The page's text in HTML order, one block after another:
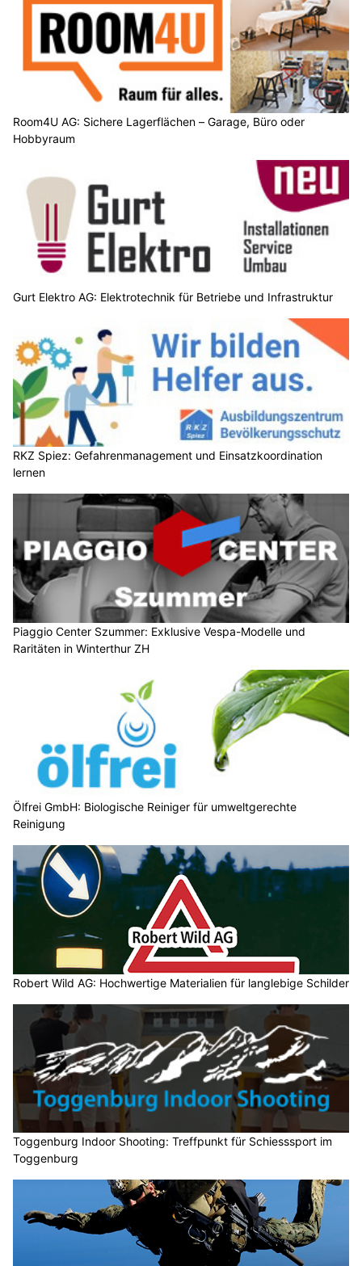
Room4U AG: Sichere Lagerflächen – Garage, Büro oder
Hobbyraum
Gurt Elektro AG: Elektrotechnik für Betriebe und Infrastruktur
RKZ Spiez: Gefahrenmanagement und Einsatzkoordination
lernen
Piaggio Center Szummer: Exklusive Vespa-Modelle und
Raritäten in Winterthur ZH
Ölfrei GmbH: Biologische Reiniger für umweltgerechte
Reinigung
Robert Wild AG: Hochwertige Materialien für langlebige Schilder
Toggenburg Indoor Shooting: Treffpunkt für Schiesssport im
Toggenburg